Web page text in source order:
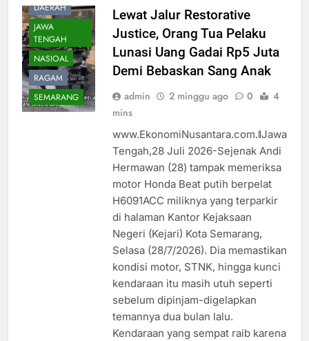
DAERAH
JAWA
TENGAH
NASIOAL
RAGAM
SEMARANG
Lewat Jalur Restorative
Justice, Orang Tua Pelaku
Lunasi Uang Gadai Rp5 Juta
Demi Bebaskan Sang Anak
admin 2 minggu ago 0
4
mins
www.EkonomiNusantara.com.ǁJawa
Tengah,28 Juli 2026-Sejenak Andi
Hermawan (28) tampak memeriksa
motor Honda Beat putih berpelat
H6091ACC miliknya yang terparkir
di halaman Kantor Kejaksaan
Negeri (Kejari) Kota Semarang,
Selasa (28/7/2026). Dia memastikan
kondisi motor, STNK, hingga kunci
kendaraan itu masih utuh seperti
sebelum dipinjam-digelapkan
temannya dua bulan lalu.
Kendaraan yang sempat raib karena